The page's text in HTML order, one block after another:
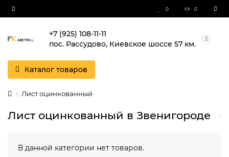
0 0
+7 (925) 108-11-11
пос. Рассудово, Киевское шоссе 57 км.
Каталог товаров
Лист оцинкованный
Лист оцинкованный в Звенигороде
В данной категории нет товаров.